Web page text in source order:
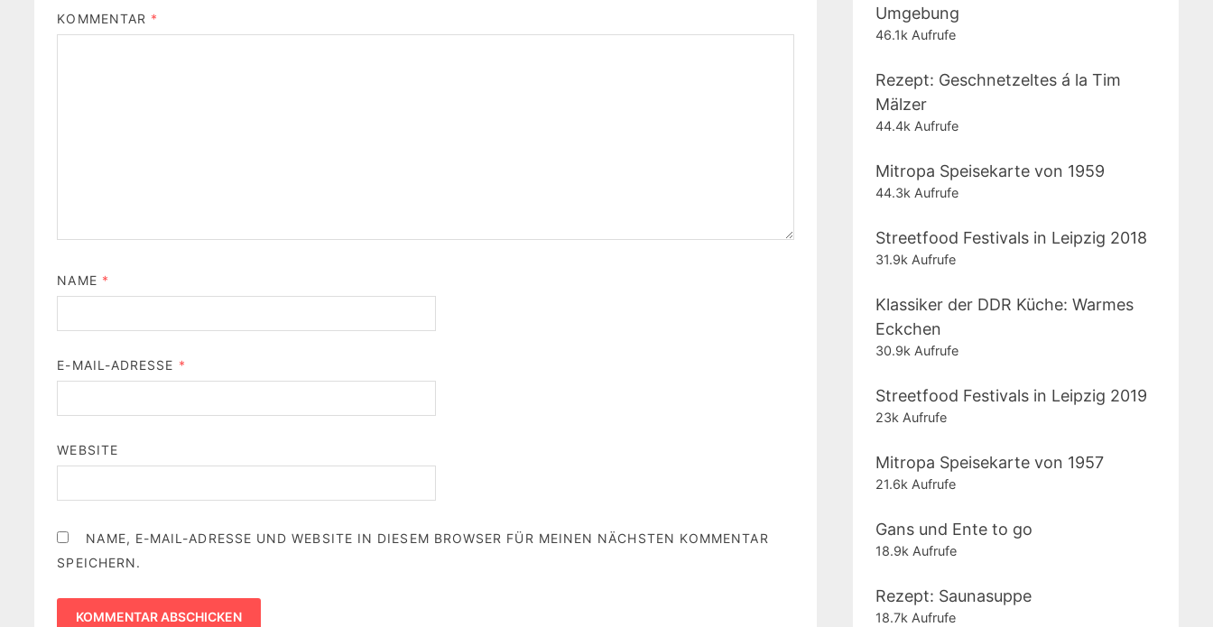
KOMMENTAR *
NAME *
E-MAIL-ADRESSE *
WEBSITE
NAME, E-MAIL-ADRESSE UND WEBSITE IN DIESEM BROWSER FÜR MEINEN NÄCHSTEN KOMMENTAR
SPEICHERN.
Umgebung
46.1k Aufrufe
Rezept: Geschnetzeltes á la Tim
Mälzer
44.4k Aufrufe
Mitropa Speisekarte von 1959
44.3k Aufrufe
Streetfood Festivals in Leipzig 2018
31.9k Aufrufe
Klassiker der DDR Küche: Warmes
Eckchen
30.9k Aufrufe
Streetfood Festivals in Leipzig 2019
23k Aufrufe
Mitropa Speisekarte von 1957
21.6k Aufrufe
Gans und Ente to go
18.9k Aufrufe
Rezept: Saunasuppe
18.7k Aufrufe